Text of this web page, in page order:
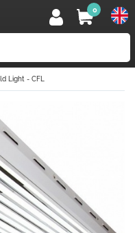
0
Light - CFL